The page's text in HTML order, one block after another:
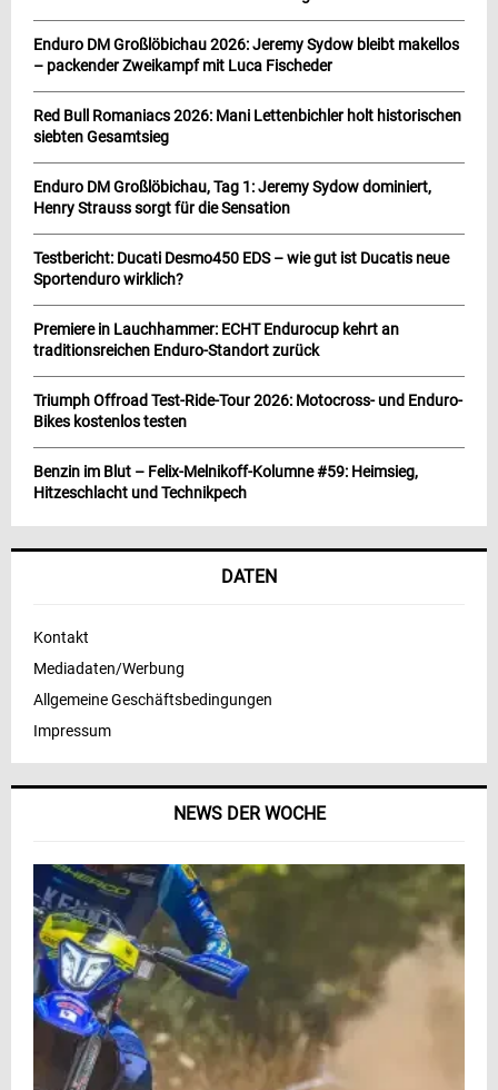
NEWS DER WOCHE
Enduro DM Großlöbichau 2026: Jeremy Sydow bleibt makellos
– packender Zweikampf mit Luca Fischeder
Red Bull Romaniacs 2026: Mani Lettenbichler holt historischen
siebten Gesamtsieg
Enduro DM Großlöbichau, Tag 1: Jeremy Sydow dominiert,
Henry Strauss sorgt für die Sensation
Testbericht: Ducati Desmo450 EDS – wie gut ist Ducatis neue
Sportenduro wirklich?
Premiere in Lauchhammer: ECHT Endurocup kehrt an
traditionsreichen Enduro-Standort zurück
Triumph Offroad Test-Ride-Tour 2026: Motocross- und Enduro-
Bikes kostenlos testen
Benzin im Blut – Felix-Melnikoff-Kolumne #59: Heimsieg,
Hitzeschlacht und Technikpech
DATEN
Kontakt
Mediadaten/Werbung
Allgemeine Geschäftsbedingungen
Impressum